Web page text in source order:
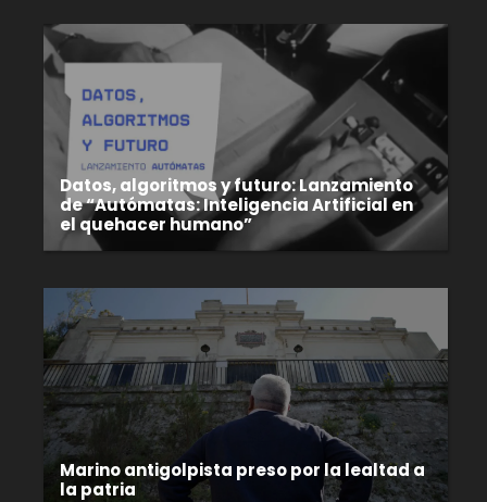
Datos, algoritmos y futuro: Lanzamiento
de “Autómatas: Inteligencia Artificial en
el quehacer humano”
Marino antigolpista preso por la lealtad a
la patria